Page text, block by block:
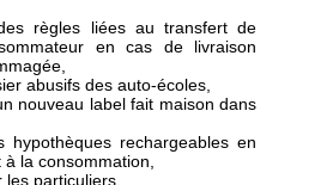
règles liées au transfert de
en cas de livraison
abusifs des auto-écoles,
nouveau label fait maison dans
hypothèques rechargeables en
la consommation,
particuliers,